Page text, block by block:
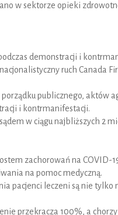
w sektorze opieki
demonstracji i
ruch Canada
publicznego, aktów
i kontrmanifestacji.
w ciągu najbliższych 2
zachorowań na COVID-
na pomoc medyczną.
pacjenci leczeni są nie tylko
przekracza 100%, a